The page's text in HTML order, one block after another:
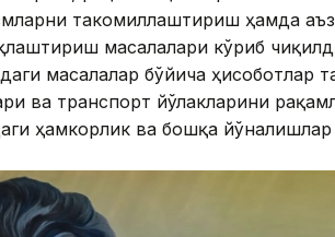
такомиллаштириш ҳамда
масалалари кўриб
масалалар бўйича ҳисоботлар
ва транспорт йўлакларини
ҳамкорлик ва бошқа